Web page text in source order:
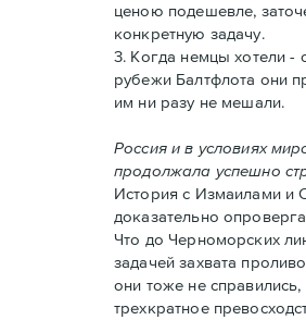
ценою подешевле,
конкретную задачу.
3. Когда немцы хотели -
рубежи Балтфлота они
им ни разу не мешали.
Россия и в условиях
продолжала успешно
История с Измаилами и
доказательно
Что до Черноморских
задачей захвата
они тоже не справились,
трехкратное